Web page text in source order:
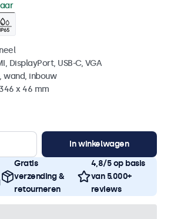
DisplayPort, USB-C, VGA
wand, inbouw
x 46 mm
In winkelwagen
Gratis
verzending &
retourneren
4,8/5 op basis
van 5.000+
reviews